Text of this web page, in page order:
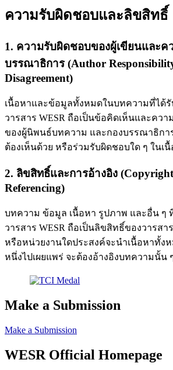
ความรับผิดชอบและลิขสิทธิ์
1. ความรับผิดชอบของผู้เขียนและค
บรรณาธิการ (Author
Disagreement)
เนื้อหาและข้อมูลทั้งหมดในบทความที่ได้
วารสาร WESR ถือเป็นข้อคิดเห็นและคว
ของผู้นิพนธ์บทความ และกองบรรณาธิกา
ต้องเห็นด้วย หรือร่วมรับผิดชอบใด ๆ ในเ
2. ลิขสิทธิ์และการอ้างอิง
Referencing)
บทความ ข้อมูล เนื้อหา รูปภาพ และอื่น ๆ
วารสาร WESR ถือเป็นลิขสิทธิ์ของวารส
หรือหน่วยงานใดประสงค์จะนำเนื้อหาทั้ง
หนึ่งไปเผยแพร่ จะต้องอ้างอิงบทความนั้น
Make a Submission
Make a Submission
WESR Official Homepage